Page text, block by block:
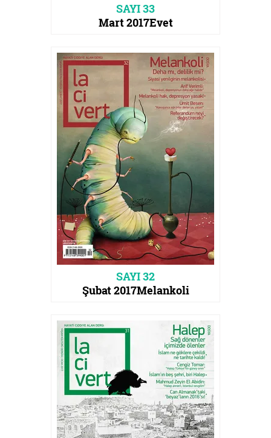
SAYI 33
Mart 2017Evet
SAYI 32
Şubat 2017Melankoli